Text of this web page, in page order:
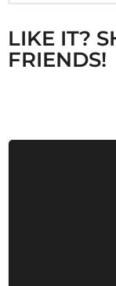
n
a
t
n
LIKE IT?
FRIENDS!